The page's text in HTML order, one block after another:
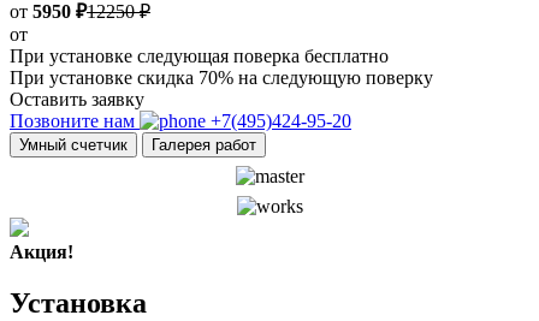
от 5950 ₽12250 ₽
от
При установке следующая поверка бесплатно
При установке скидка 70% на следующую поверку
Оставить заявку
Позвоните нам
+7(495)424-95-20
Умный счетчик Галерея работ
Акция!
Установка